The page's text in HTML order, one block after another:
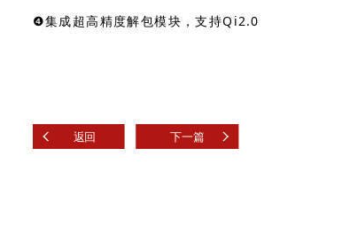
❹集成超高精度解包模块，支持Qi2.0
返回 下一篇